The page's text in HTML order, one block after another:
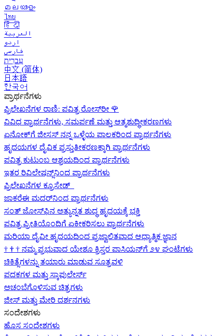
മലയാളം
ไทย
हिंदी
العربية
اردو
فارسی
עִברִית
中文 (简体)
日本語
한국어
ಪ್ರಾರ್ಥನೆಗಳು
ಪ್ರಿಲೇಖನೆಗಳ ರಾಣಿ: ಪವಿತ್ರ ರೋಸ್‌ರೀ 🌹
ವಿವಿಧ ಪ್ರಾರ್ಥನೆಗಳು, ಸಮರ್ಪಣೆ ಮತ್ತು ಆತ್ಮಶುದ್ಧೀಕರಣಗಳು
ಏನೋಕ್‍ಗೆ ಜೀಸಸ್ ನನ್ನ ಒಳ್ಳೆಯ ಪಾಲಕರಿಂದ ಪ್ರಾರ್ಥನೆಗಳು
ಹೃದಯಗಳ ದೈವಿಕ ಪ್ರಸ್ತುತೀಕರಣಕ್ಕಾಗಿ ಪ್ರಾರ್ಥನೆಗಳು
ಪವಿತ್ರ ಕುಟುಂಬ ಆಶ್ರಯದಿಂದ ಪ್ರಾರ್ಥನೆಗಳು
ಇತರ ರಿವಿಲೇಷನ್ಸ್‌ನಿಂದ ಪ್ರಾರ್ಥನೆಗಳು
ಪ್ರಿಲೇಖನೆಗಳ ಕ್ರೂಸೇಡ್
ಜಾಕರೆಈ ಮದರ್‌ನಿಂದ ಪ್ರಾರ್ಥನೆಗಳು
ಸಂತ್ ಜೋಸ್‌ಫಿನ ಅತ್ಯುನ್ನತ ಶುದ್ಧ ಹೃದಯಕ್ಕೆ ಭಕ್ತಿ
ಪವಿತ್ರ ಪ್ರೀತಿಯೊಂದಿಗೆ ಏಕೀಕರಿಸಲು ಪ್ರಾರ್ಥನೆಗಳು
ಮರಿಯಾ ದೈವೀ ಹೃದಯದಿಂದ ಪ್ರಜ್ವಾಲಿತವಾದ ಆಧ್ಯಾತ್ಮಿಕ ಜ್ಞಾನ
† † † ನಮ್ಮ ಪ್ರಭುವಾದ ಯೇಶೂ ಕ್ರಿಸ್ತರ ಪಾಸಿಯನ್‌ಗೆ ೨೪ ಘಂಟೆಗಳು
ಚಿಕಿತ್ಸೆಗಳನ್ನು ತಯಾರು ಮಾಡುವ ಸೂತ್ರವಳಿ
ಪದಕಗಳ ಮತ್ತು ಸ್ಕಾಪುಲೇರ್ಸ್
ಅಚಂಬೆಗೊಳಿಸುವ ಚಿತ್ರಗಳು
ಜೀಸ್‌ ಮತ್ತು ಮೇರಿ ದರ್ಶನಗಳು
ಸಂದೇಶಗಳು
ಹೊಸ ಸಂದೇಶಗಳು